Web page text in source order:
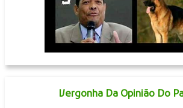
Vergonha Da Opinião Do